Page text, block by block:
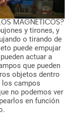
MAGNÉTICOS?
y tirones, y
o tirando de
puede empujar
pueden actuar a
que pueden
objetos dentro
los campos
no podemos ver
en función